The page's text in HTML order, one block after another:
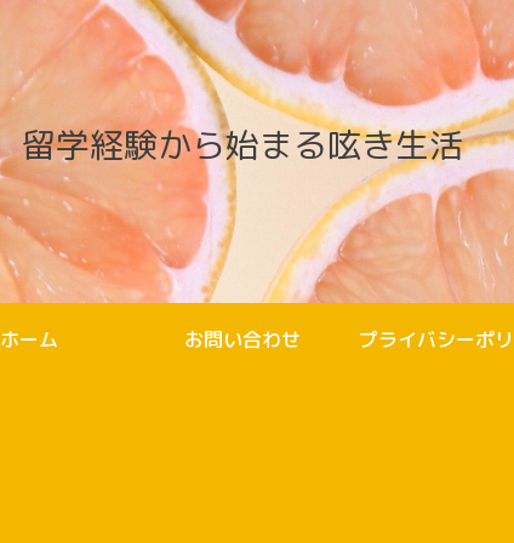
留学経験から始まる呟き生活
ホーム お問い合わせ プライバシーポ